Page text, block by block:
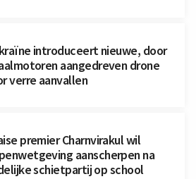
introduceert nieuwe, door
aangedreven drone
verre aanvallen
premier Charnvirakul wil
aanscherpen na
schietpartij op school